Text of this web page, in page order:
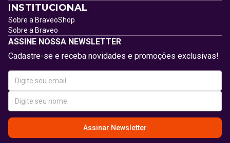
INSTITUCIONAL
Sobre a BraveoShop
Sobre a Braveo
ASSINE NOSSA NEWSLETTER
Cadastre-se e receba novidades e promoções exclusivas!
Assinar Newsletter